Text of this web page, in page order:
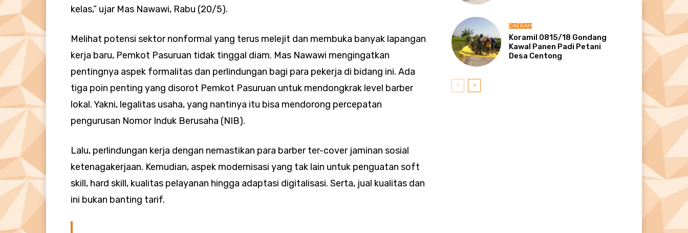
kelas,” ujar Mas Nawawi, Rabu (20/5).
Melihat potensi sektor nonformal yang terus melejit dan membuka banyak lapangan
kerja baru, Pemkot Pasuruan tidak tinggal diam. Mas Nawawi mengingatkan
pentingnya aspek formalitas dan perlindungan bagi para pekerja di bidang ini. Ada
tiga poin penting yang disorot Pemkot Pasuruan untuk mendongkrak level barber
lokal. Yakni, legalitas usaha, yang nantinya itu bisa mendorong percepatan
pengurusan Nomor Induk Berusaha (NIB).
Lalu, perlindungan kerja dengan nemastikan para barber ter-cover jaminan sosial
ketenagakerjaan. Kemudian, aspek modernisasi yang tak lain untuk penguatan soft
skill, hard skill, kualitas pelayanan hingga adaptasi digitalisasi. Serta, jual kualitas dan
ini bukan banting tarif.
DAERAH
Koramil 0815/18 Gondang
Kawal Panen Padi Petani
Desa Centong